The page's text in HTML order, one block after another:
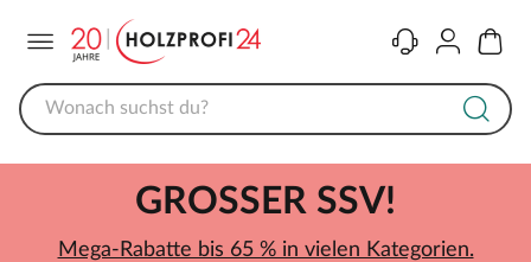
KontaktKonto
GROSSER SSV!
Mega-Rabatte bis 65 % in vielen Kategorien.